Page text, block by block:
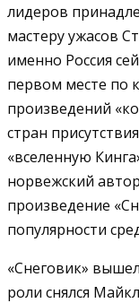
лидеров
мастеру ужасов
именно Россия
первом месте по
произведений
стран
«вселенную
норвежский
произведение
популярности
«Снеговик»
роли снялся